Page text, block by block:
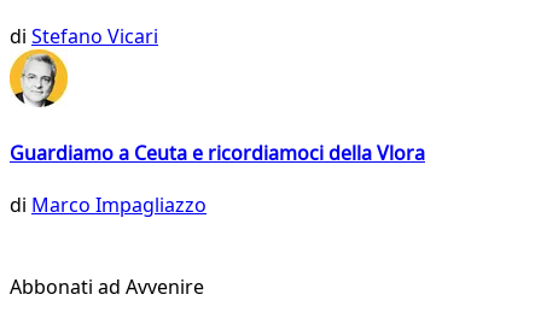
di Stefano Vicari
Guardiamo a Ceuta e ricordiamoci della Vlora
di Marco Impagliazzo
Abbonati ad Avvenire